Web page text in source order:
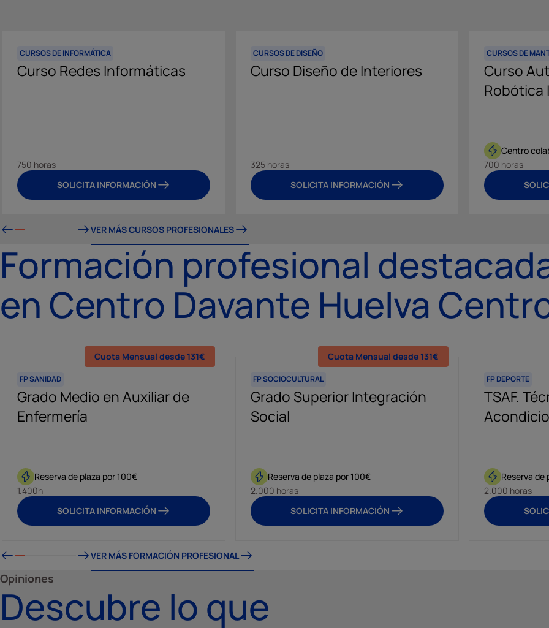
CURSOS DE INFORMÁTICA
Curso Redes Informáticas
750 horas
SOLICITA INFORMACIÓN
CURSOS DE DISEÑO
Curso Diseño de Interiores
325 horas
SOLICITA INFORMACIÓN
CURSOS DE
Curso
Robótica
Centro
700 horas
VER MÁS CURSOS PROFESIONALES
Formación profesional
en Centro Davante Huelva
Cuota Mensual desde 131€
FP SANIDAD
Grado Medio en Auxiliar de
Enfermería
Reserva de plaza por 100€
1.400h
SOLICITA INFORMACIÓN
Cuota Mensual desde 131€
FP SOCIOCULTURAL
Grado Superior Integración
Social
Reserva de plaza por 100€
2.000 horas
SOLICITA INFORMACIÓN
FP DEPORTE
TSAF.
Reserva de
2.000 horas
VER MÁS FORMACIÓN PROFESIONAL
Opiniones
Descubre lo que